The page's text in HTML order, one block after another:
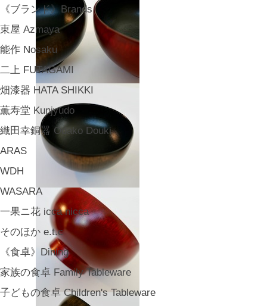
《ブランド》Brands
東屋 Azmaya
能作 Nosaku
二上 FUTAGAMI
畑漆器 HATA SHIKKI
薫寿堂 Kunjyudo
織田幸銅器 Odako Douki
ARAS
WDH
WASARA
一果ニ花 icca nicca
そのほか e.t.c
《食卓》Dining
家族の食卓 Family Tableware
子どもの食卓 Children's Tableware